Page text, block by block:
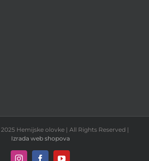
Hemijske olovke | All Rights Reserved |
Izrada web shopova